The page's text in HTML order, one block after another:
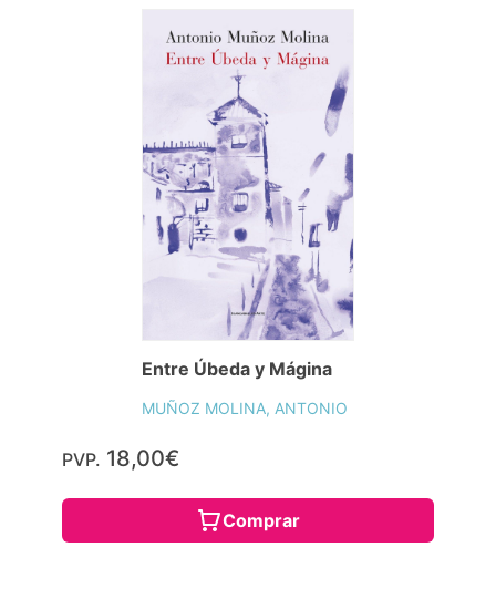
Entre Úbeda y Mágina
MUÑOZ MOLINA, ANTONIO
PVP. 18,00€
Comprar